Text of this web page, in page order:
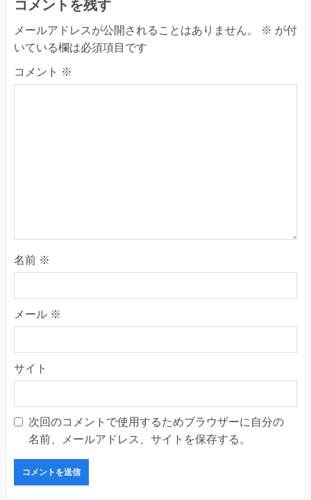
コメントを残す
メールアドレスが公開されることはありません。 ※ が付
いている欄は必須項目です
コメント ※
名前 ※
メール ※
サイト
次回のコメントで使用するためブラウザーに自分の
名前、メールアドレス、サイトを保存する。